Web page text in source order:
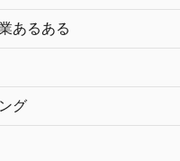
あるある
グ